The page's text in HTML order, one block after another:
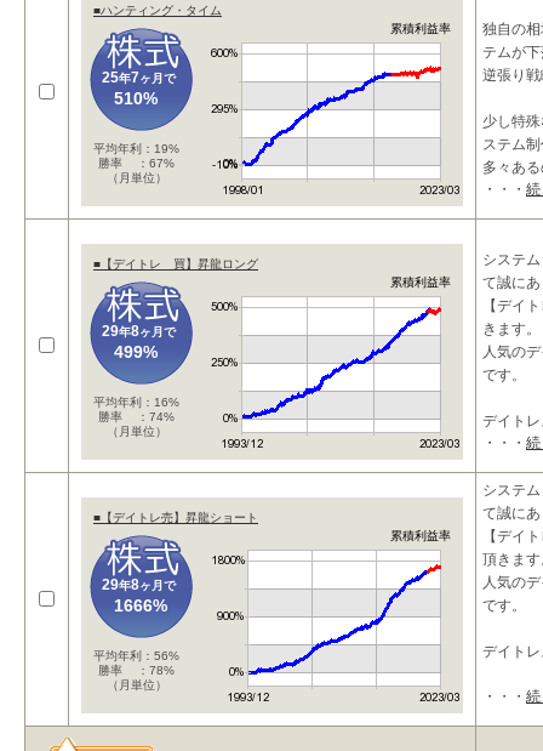
■ハンティング・タイム
累積利益率
25年7ヶ月で
510%
平均年利：19%
勝率 ：67%
（月単位）
独自の
テムが
逆張り
少し特
ステム
多々あ
・・・
■【デイトレ 買】昇龍ロング
累積利益率
29年8ヶ月で
499%
平均年利：16%
勝率 ：74%
（月単位）
システ
て誠に
【デイ
きます。
人気の
です。
デイト
グ
【１】
・・・
■【デイトレ売】昇龍ショート
累積利益率
29年8ヶ月で
1666%
平均年利：56%
勝率 ：78%
（月単位）
システ
て誠に
【デイ
頂きま
人気の
です。
デイト
ストラ
・・・